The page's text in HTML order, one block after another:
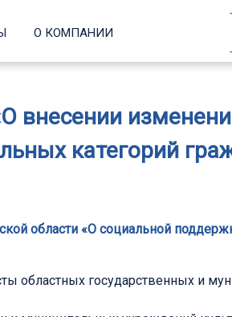
О КОМПАНИИ
внесении
категорий
области «О социальной
областных государственных и